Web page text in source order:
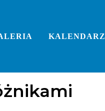
KALENDARZ